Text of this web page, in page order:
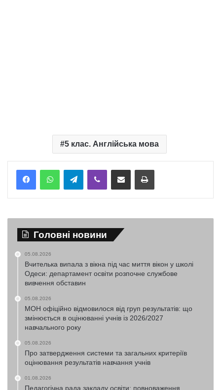
5 клас. Англійська мова
TelegramViber Надіслати електронною поштоюНадрукувати
Головні новини
05.08.2026
Вчителька випала з вікна під час миття вікон у школі
Одеси: департамент освіти розпочне службове
вивчення обставин
05.08.2026
МОН офіційно відмовилося від груп результатів: що
змінюється в оцінюванні учнів із 2026/2027
навчального року
05.08.2026
Про затвердження системи та загальних критеріїв
оцінювання результатів навчання учнів
01.08.2026
Педагогічна рада закладу освіти: повноваження,